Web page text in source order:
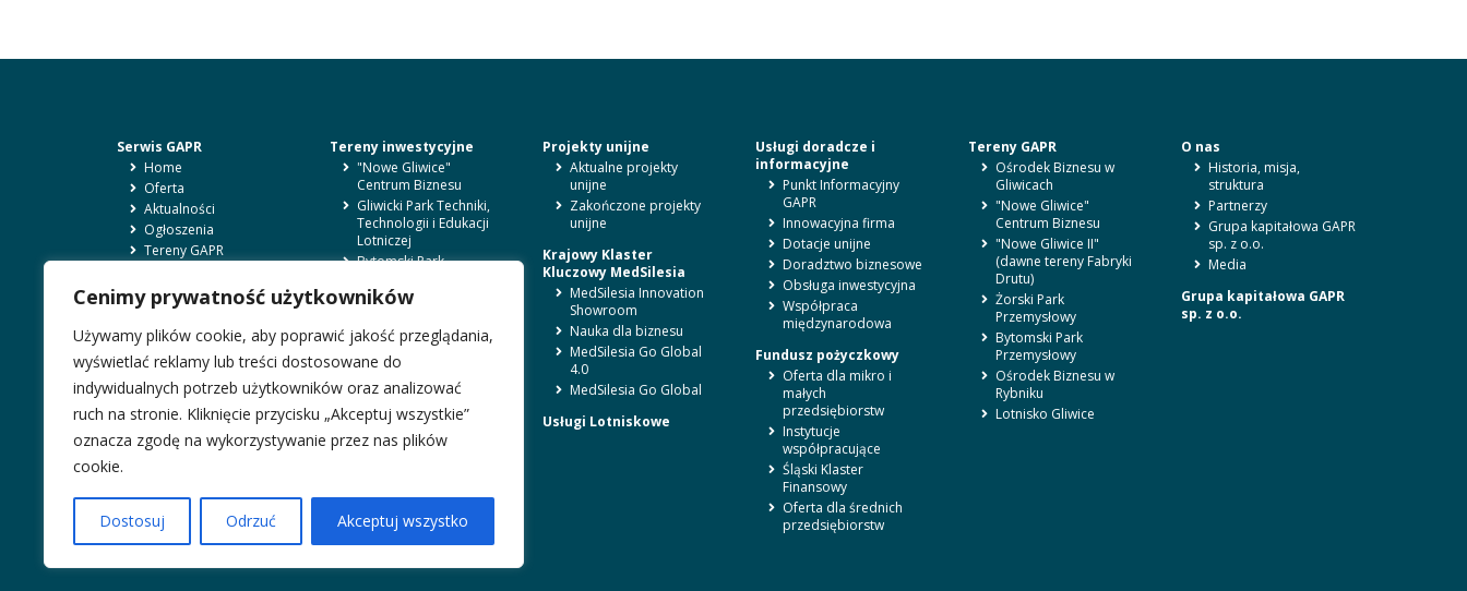
Cenimy prywatność użytkowników
Używamy plików cookie, aby poprawić jakość przeglądania,
wyświetlać reklamy lub treści dostosowane do
indywidualnych potrzeb użytkowników oraz analizować
ruch na stronie. Kliknięcie przycisku „Akceptuj wszystkie”
oznacza zgodę na wykorzystywanie przez nas plików
cookie.
Dostosuj Odrzuć Akceptuj wszystko
karcie
Serwis GAPR
Home
Oferta
Aktualności
Ogłoszenia
Tereny GAPR
Kontakt
BIP
Zgłoszenia sygnalistów
RODO i polityka
prywatności
Tereny inwestycyjne
"Nowe Gliwice"
Centrum Biznesu
Gliwicki Park Techniki,
Technologii i Edukacji
Lotniczej
Bytomski Park
Wynajem
Sale szkoleniowe
Biura
Magazyny
Usługi szkoleniowe
Projekty unijne
Aktualne projekty
unijne
Zakończone projekty
unijne
Krajowy Klaster
Kluczowy MedSilesia
MedSilesia Innovation
Showroom
Nauka dla biznesu
MedSilesia Go Global
4.0
MedSilesia Go Global
Usługi Lotniskowe
Usługi doradcze i
informacyjne
Punkt Informacyjny
GAPR
Innowacyjna firma
Dotacje unijne
Doradztwo biznesowe
Obsługa inwestycyjna
Współpraca
międzynarodowa
Fundusz pożyczkowy
Oferta dla mikro i
małych
przedsiębiorstw
Instytucje
współpracujące
Śląski Klaster
Finansowy
Oferta dla średnich
przedsiębiorstw
Tereny GAPR
Ośrodek Biznesu w
Gliwicach
"Nowe Gliwice"
Centrum Biznesu
"Nowe Gliwice II"
(dawne tereny Fabryki
Drutu)
Żorski Park
Przemysłowy
Bytomski Park
Przemysłowy
Ośrodek Biznesu w
Rybniku
Lotnisko Gliwice
O nas
Historia, misja,
struktura
Partnerzy
Grupa kapitałowa GAPR
sp. z o.o.
Media
Grupa kapitałowa GAPR
sp. z o.o.